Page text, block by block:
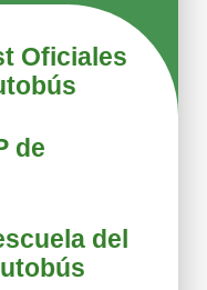
Oficiales
de
del